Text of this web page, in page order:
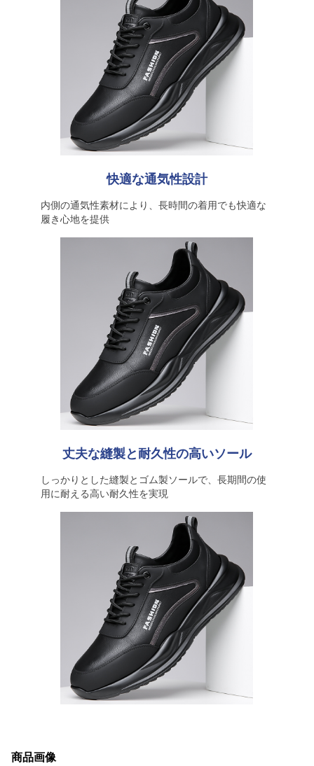
快適な通気性設計
内側の通気性素材により、長時間の着用でも快適な
履き心地を提供
丈夫な縫製と耐久性の高いソール
しっかりとした縫製とゴム製ソールで、長期間の使
用に耐える高い耐久性を実現
商品画像